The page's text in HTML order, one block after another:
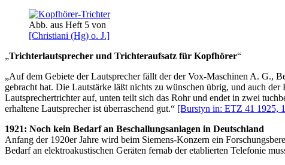
Abb. aus Heft 5 von
[Christiani (Hg) o. J.]
„Trichterlautsprecher und Trichteraufsatz für Kopfhörer“
„Auf dem Gebiete der Lautsprecher fällt der der Vox-Maschinen A. G.,
gebracht hat. Die Lautstärke läßt nichts zu wünschen übrig, und auch
Lautsprechertrichter auf, unten teilt sich das Rohr und endet in zwei
erhaltene Lautsprecher ist überraschend gut.“ [Burstyn in: ETZ 41 1925,
1921: Noch kein Bedarf an Beschallungsanlagen in Deutschland
Anfang der 1920er Jahre wird beim Siemens-Konzern ein
Bedarf an elektroakustischen Geräten fernab der etablierten Telefonie